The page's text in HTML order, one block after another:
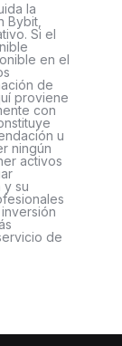
la
Bybit,
Si el
en el
de
proviene
con
u
ningún
activos
y su
de